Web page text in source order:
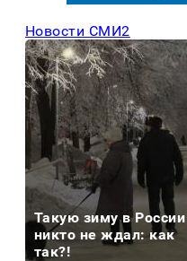
Новости СМИ2
Такую зиму в России
никто не ждал: как
так?!